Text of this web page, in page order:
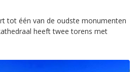
tot één van de oudste monumenten
heeft twee torens met